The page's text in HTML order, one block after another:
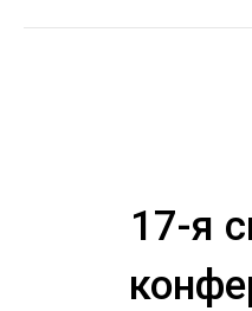
17-я